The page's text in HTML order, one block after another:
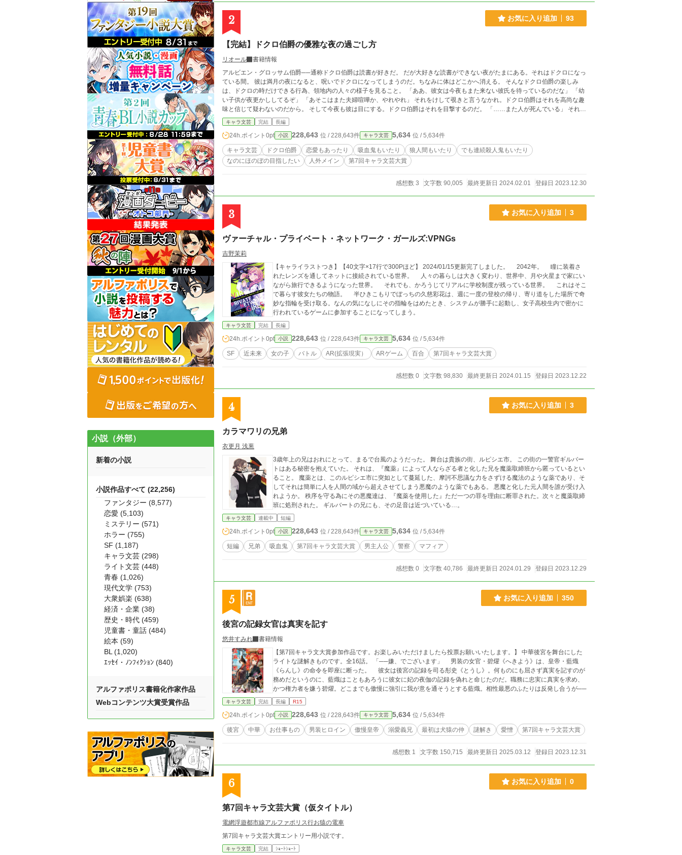
2 お気に入り追加 93
【完結】ドクロ伯爵の優雅な夜の過ごし方
リオール
書籍情報
アルビエン・グロッサム伯爵──通称ドクロ伯爵は読書が好きだ。 だが大好きな読書ができない夜がたまにある。それはドクロになっ
ている間。 彼は満月の夜になると、呪いでドクロになってしまうのだ。ちなみに体はどこかへ消える。 そんなドクロ伯爵の楽しみ
は、ドクロの時だけできる行為、領地内の人々の様子を見ること。 「ああ、彼女は今夜もまた来ない彼氏を待っているのだな」 「幼
い子供が夜更かししてるぞ」 「あそこはまた夫婦喧嘩か、やれやれ」 それをけして覗きと言うなかれ。ドクロ伯爵はそれを高尚な趣
味と信じて疑わないのだから。 そして今夜も彼は目にする。ドクロ伯爵はそれを目撃するのだ。 「……また人が死んでいる」 それは
連続殺人。殺人鬼による無差別殺人。 全てを見通せるドクロ伯爵の目からすら逃れるその者を……犯人を捜すべく、ドクロ伯爵は今
日も目を光らせる。 ──目、無いんですけどね === ※筆者より注意書き※ 本作品はホラーでも推理物でもありません。 あくまでキャ
ラが濃いキャラ文芸、気楽に読めるラノベです。 特別深い話はございません、淡々と話は進みます。 あらかじめご理解いただきまし
た上でお読みいただきますようお願い致します。 ※注2※ 舞台・年代は近世ヨーロッパ(イギリス)風な感じ(1800年～1900年くら
い）、でもオリジナルで実在しない世界となります。パラレルワールド的な。 あまり時代考証とか考えずに気楽に読んでいただけれ
ばと思います。 （つまり、筆者が細かいあれこれ考えるのが面倒、と）
キャラ文芸 完結 長編
24h.ポイント 0pt 小説 228,643 位 / 228,643件 キャラ文芸 5,634 位 / 5,634件
キャラ文芸 ドクロ伯爵 恋愛もあったり 吸血鬼もいたり 狼人間もいたり
でも連続殺人鬼もいたり
なのにほのぼの目指したい
人外メイン 第7回キャラ文芸大賞
感想数 3 文字数 90,005 最終更新日 2024.02.01 登録日 2023.12.30
3 お気に入り追加 3
ヴァーチャル・プライベート・ネットワーク・ガールズ:VPNGs
吉野茉莉
【キャライラストつき】【40文字×17行で300Pほど】 2024/01/15更新完了しました。 2042年。 瞳に装着さ
れたレンズを通してネットに接続されている世界。 人々の暮らしは大きく変わり、世界中、月や火星まで家にい
ながら旅行できるようになった世界。 それでも、かろうじてリアルに学校制度が残っている世界。 これはそこ
で暮らす彼女たちの物語。 半ひきこもりでぼっちの久慈彩花は、週に一度の登校の帰り、寄り道をした場所で奇
妙な指輪を受け取る。なんの気になしにその指輪をはめたとき、システムが勝手に起動し、女子高校生内で密かに
行われているゲームに参加することになってしまう。
キャラ文芸 完結 長編
24h.ポイント 0pt 小説 228,643 位 / 228,643件 キャラ文芸 5,634 位 / 5,634件
SF 近未来 女の子 バトル AR(拡張現実） ARゲーム 百合 第7回キャラ文芸大賞
感想数 0 文字数 98,830 最終更新日 2024.01.15 登録日 2023.12.22
4 お気に入り追加 3
カラマワリの兄弟
衣更月 浅葱
3歳年上の兄はおれにとって、まるで台風のようだった。 舞台は貴族の街、ルピシエ市。 この街の一警官ギルバー
トはある秘密を抱えていた。 それは、『魔薬』によって人ならざる者と化した兄を魔薬取締班から匿っているとい
ること。 魔薬とは、このルピシエ市に突如として蔓延した、摩訶不思議な力をさずける魔法のような薬であり、そ
してそれは簡単に人を人間の域から超えさせてしまう悪魔のような薬でもある。 悪魔と化した元人間を誰が受け入
れようか。 秩序を守る為にその悪魔達は、『魔薬を使用した』ただ一つの罪を理由に断罪された。次々と魔薬取締
班に処刑された。 ギルバートの兄にも、その足音は近づいている…。
キャラ文芸 連載中 短編
24h.ポイント 0pt 小説 228,643 位 / 228,643件 キャラ文芸 5,634 位 / 5,634件
短編 兄弟 吸血鬼 第7回キャラ文芸大賞 男主人公 警察 マフィア
感想数 0 文字数 40,786 最終更新日 2024.01.29 登録日 2023.12.29
5 お気に入り追加 350
後宮の記録女官は真実を記す
悠井すみれ
書籍情報
【第7回キャラ文大賞参加作品です。お楽しみいただけましたら投票お願いいたします。】 中華後宮を舞台にした
ライトな謎解きものです。全16話。 「──嫌、でございます」 男装の女官・碧燿《へきよう》は、皇帝・藍熾
《らんし》の命令を即座に断った。 彼女は後宮の記録を司る彤史《とうし》。何ものにも屈さず真実を記すのが
務めだというのに、藍熾はこともあろうに彼女に妃の夜伽の記録を偽れと命じたのだ。職務に忠実に真実を求め、
かつ権力者を嫌う碧燿。どこまでも傲慢に強引に我が意を通そうとする藍熾。相性最悪のふたりは反発し合うが──
キャラ文芸 完結 長編 R15
24h.ポイント 0pt 小説 228,643 位 / 228,643件 キャラ文芸 5,634 位 / 5,634件
後宮 中華 お仕事もの 男装ヒロイン 傲慢皇帝 溺愛義兄 最初は犬猿の仲 謎解き 愛憎 第7回キャラ文芸大賞
感想数 1 文字数 150,715 最終更新日 2025.03.12 登録日 2023.12.31
6 お気に入り追加 0
第7回キャラ文芸大賞（仮タイトル）
電網浮遊都市線アルファポリス行お猿の電車
第7回キャラ文芸大賞エントリー用小説です。
キャラ文芸 完結 ｼｮｰﾄｼｮｰﾄ
小説（外部）
新着の小説
小説作品すべて (22,256)
ファンタジー (8,577)
恋愛 (5,103)
ミステリー (571)
ホラー (755)
SF (1,187)
キャラ文芸 (298)
ライト文芸 (448)
青春 (1,026)
現代文学 (753)
大衆娯楽 (638)
経済・企業 (38)
歴史・時代 (459)
児童書・童話 (484)
絵本 (59)
BL (1,020)
ｴｯｾｲ・ﾉﾝﾌｨｸｼｮﾝ (840)
アルファポリス書籍化作家作品
Webコンテンツ大賞受賞作品